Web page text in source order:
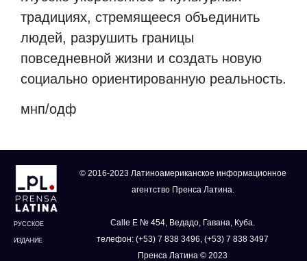
традициях, стремящееся объединить
людей, разрушить границы
повседневной жизни и создать новую
социально ориентированную реальность.
мнп/одф
РУССКОЕ
ИЗДАНИЕ
© 2016-2023 Латиноамериканское информационное
агентство Пренса Латина.
Calle E № 454, Ведадо, Гавана, Куба.
телефон: (+53) 7 838 3496, (+53) 7 838 3497
Пренса Латина © 2023